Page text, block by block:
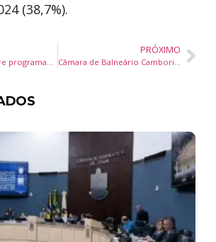
(38,7%).
Marisa Monte abre programação da Maratona Cultural de Florianópolis 2026 com show gratuito e inédito
PRÓXIMO
Câmara de Balneário Camboriú vota projetos sobre meio ambiente, educação e saúde nesta terça-feira